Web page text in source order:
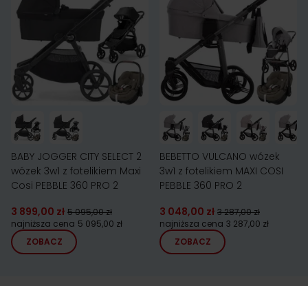
BABY JOGGER CITY SELECT 2
wózek 3w1 z fotelikiem Maxi
Cosi PEBBLE 360 PRO 2
3 899,00 zł 5 095,00 zł
najniższa cena 5 095,00 zł
ZOBACZ
BEBETTO VULCANO wózek
3w1 z fotelikiem MAXI COSI
PEBBLE 360 PRO 2
3 048,00 zł 3 287,00 zł
najniższa cena 3 287,00 zł
ZOBACZ